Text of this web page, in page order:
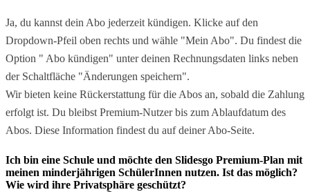
Ja, du kannst dein Abo jederzeit kündigen. Klicke auf den
Dropdown-Pfeil oben rechts und wähle "Mein Abo". Du findest die
Option " Abo kündigen" unter deinen Rechnungsdaten links neben
der Schaltfläche "Änderungen speichern".
Wir bieten keine Rückerstattung für die Abos an, sobald die Zahlung
erfolgt ist. Du bleibst Premium-Nutzer bis zum Ablaufdatum des
Abos. Diese Information findest du auf deiner Abo-Seite.
Ich bin eine Schule und möchte den Slidesgo Premium-Plan mit
meinen minderjährigen SchülerInnen nutzen. Ist das möglich?
Wie wird ihre Privatsphäre geschützt?